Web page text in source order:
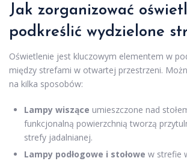
Jak zorganizować
podkreślić wydzielone
Oświetlenie jest kluczowym elementem w
między strefami w otwartej przestrzeni.
na kilka sposobów:
Lampy wiszące umieszczone nad
funkcjonalną powierzchnią tworzą
strefy jadalnianej.
Lampy podłogowe i stołowe w strefie